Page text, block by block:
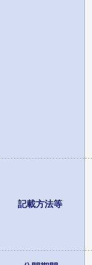
記載方法等